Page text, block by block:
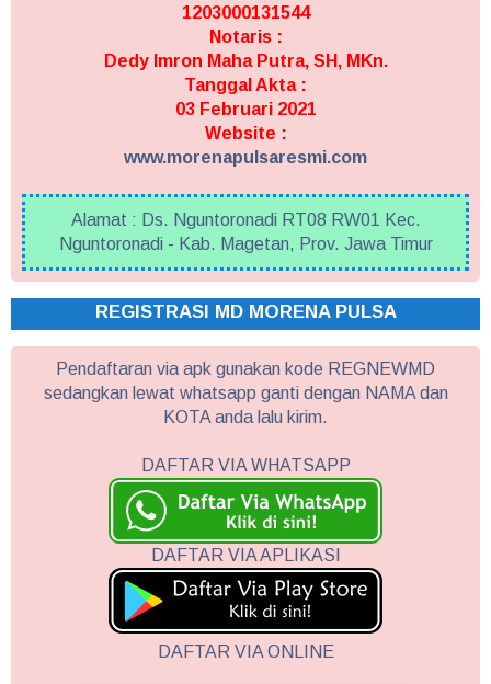
1203000131544
Notaris :
Dedy Imron Maha Putra, SH, MKn.
Tanggal Akta :
03 Februari 2021
Website :
www.morenapulsaresmi.com
Alamat : Ds. Nguntoronadi RT08 RW01 Kec.
Nguntoronadi - Kab. Magetan, Prov. Jawa Timur
REGISTRASI MD MORENA PULSA
Pendaftaran via apk gunakan kode REGNEWMD
sedangkan lewat whatsapp ganti dengan NAMA dan
KOTA anda lalu kirim.
DAFTAR VIA WHATSAPP
DAFTAR VIA APLIKASI
DAFTAR VIA ONLINE